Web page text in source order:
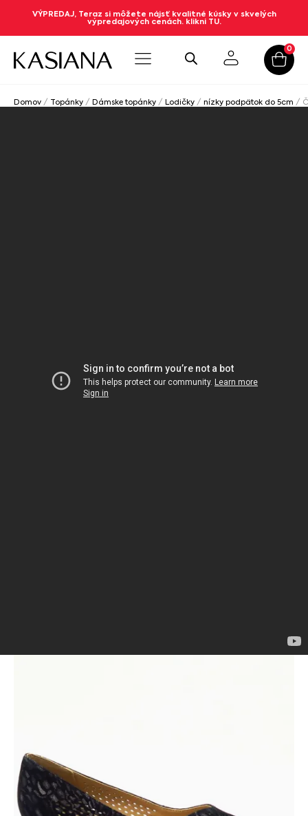
VÝPREDAJ, Teraz si môžete nájsť kvalitné kúsky v skvelých
výpredajových cenách. klikni TU.
0
Domov / Topánky / Dámske topánky / Lodičky / nízky podpätok do 5cm /